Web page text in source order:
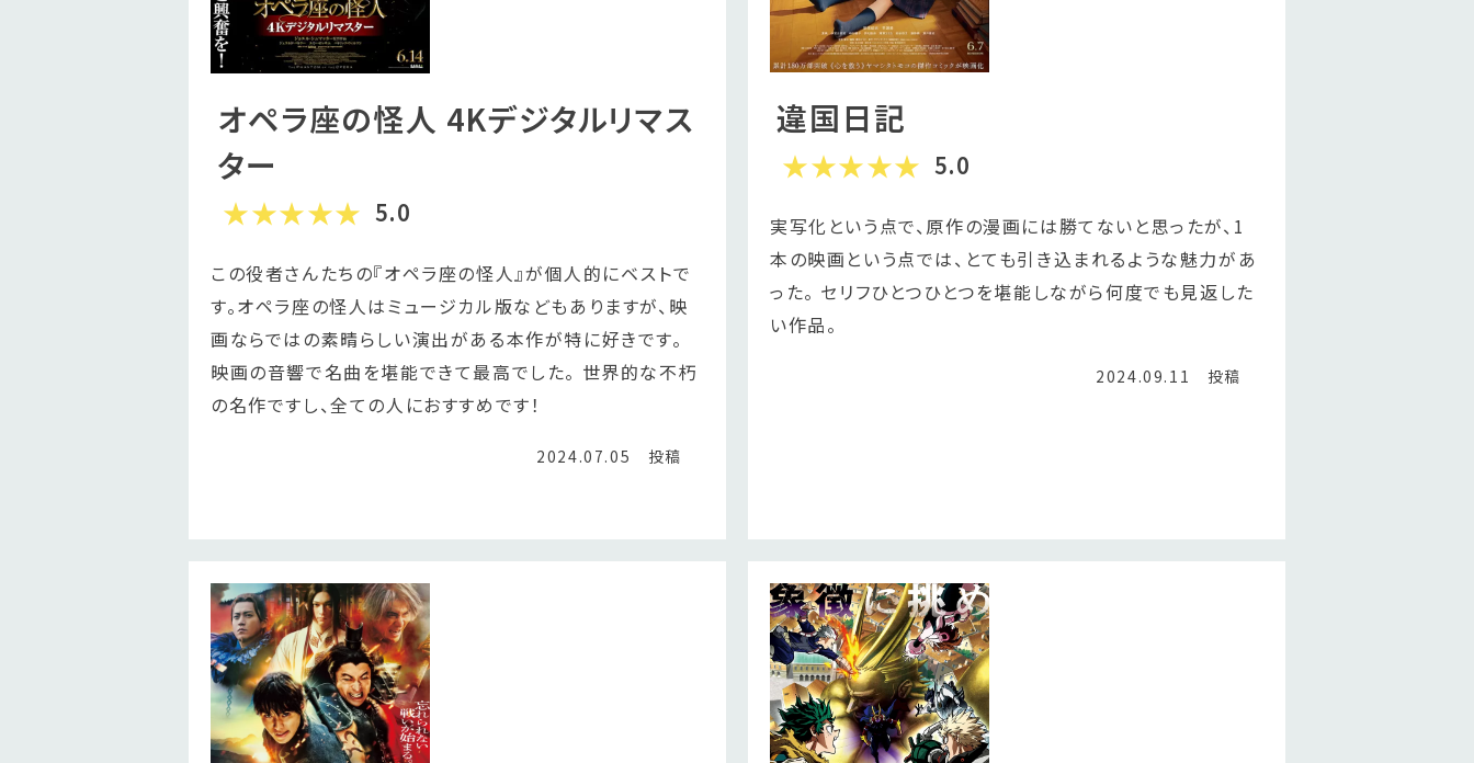
オペラ座の怪人 4Kデジタルリマス
ター
5.0
この役者さんたちの『オペラ座の怪人』が個人的にベストで
す。オペラ座の怪人はミュージカル版などもありますが、映
画ならではの素晴らしい演出がある本作が特に好きです。
映画の音響で名曲を堪能できて最高でした。 世界的な不朽
の名作ですし、全ての人におすすめです！
2024.07.05 投稿
違国日記
5.0
実写化という点で、原作の漫画には勝てないと思ったが、1
本の映画という点では、とても引き込まれるような魅力があ
った。 セリフひとつひとつを堪能しながら何度でも見返した
い作品。
2024.09.11 投稿